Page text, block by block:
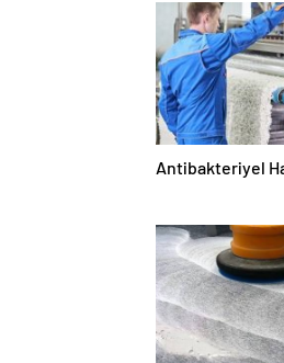
Antibakteriyel